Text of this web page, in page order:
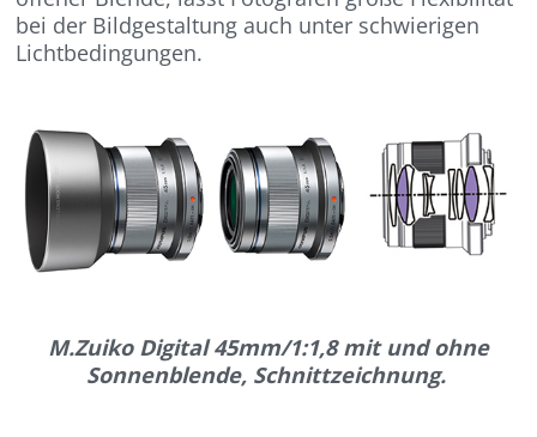
bei der Bildgestaltung auch unter schwierigen
Lichtbedingungen.
M.Zuiko Digital 45mm/1:1,8 mit und ohne
Sonnenblende, Schnittzeichnung.